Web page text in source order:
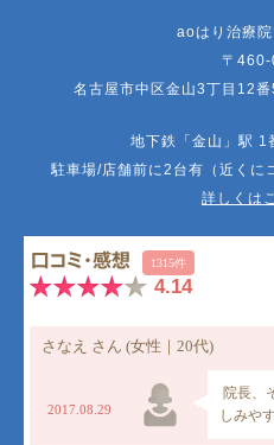
aoはり治療院
〒460-
名古屋市中区金山3丁目12
地下鉄「金山」駅 1
駐車場/店舗前に2台有（近くに
詳しくは